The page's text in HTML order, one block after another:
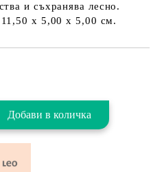
и съхранява лесно.
х 5,00 х 5,00 см.